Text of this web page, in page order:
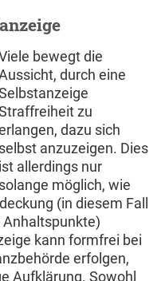
bewegt die
durch eine
zu
dazu sich
selbst anzuzeigen. Dies
ist allerdings nur
solange möglich, wie
(in diesem Fall
Anhaltspunkte)
kann formfrei bei
erfolgen,
Aufklärung. Sowohl